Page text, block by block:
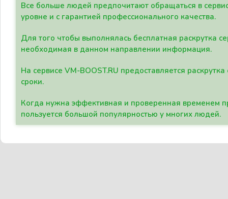
Все больше людей предпочитают обращаться в
уровне и с гарантией профессионального качества.
Для того чтобы выполнялась бесплатная раскрутка
необходимая в данном направлении информация.
На сервисе VM-BOOST.RU предоставляется
сроки.
Когда нужна эффективная и проверенная временем
пользуется большой популярностью у многих людей.